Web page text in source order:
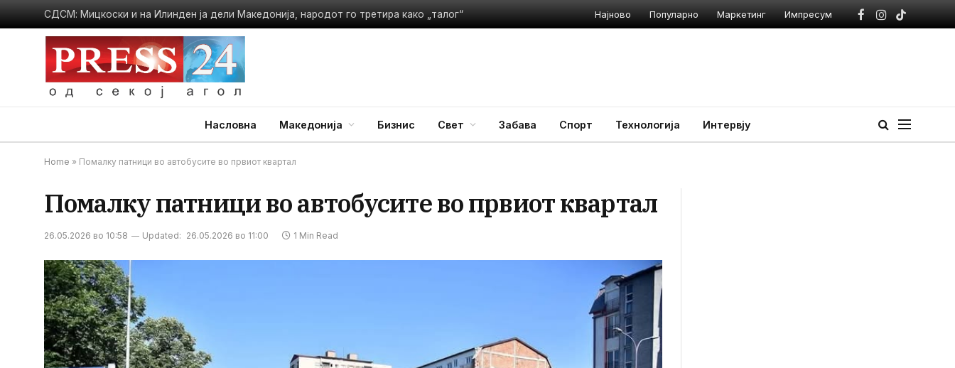
СДСМ: Мицкоски и на Илинден ја дели Македонија, народот го третира како „талог“ Најново Популарно Маркетинг Импресум
Facebook
Instagram
TikTok
Насловна Македонија Бизнис Свет Забава Спорт Технологија Интервју
Home » Помалку патници во автобусите во првиот квартал
Помалку патници во автобусите во првиот квартал
26.05.2026 во 10:58 Updated: 26.05.2026 во 11:00 1 Min Read